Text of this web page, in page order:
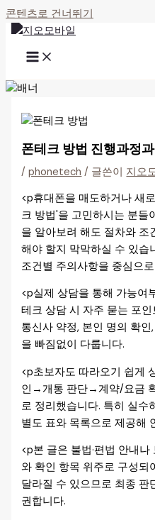
콘텐츠로 건너뛰기
폰테크 방법 진행과정
/phonetech / 글쓴이 지오
<p휴대폰을 매도하거나 새
크 방법'을 고민하시는 분들
을 알아보려 해도 절차와 조
해야 할지 막막하실 수 있습
조건별 주의사항을 중심으
<p실제 상담을 통해 가능여
테크 상담 시 자주 묻는 포
통신사 약정, 본인 명의 확
을 빠짐없이 다룹니다.
<p초보자도 따라오기 쉽
인→개통 판단→계약/요금
로 정리했습니다. 특히 실수
별도 표와 목록으로 제공해
<p본 글은 불법·편법 안내
와 확인 항목 위주로 구성되
달라질 수 있으므로 최종 판
권합니다.